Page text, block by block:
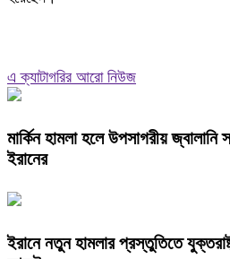
এ ক্যাটাগরির আরো নিউজ
মার্কিন হামলা হলে উপসাগরীয় জ্বালানি
ইরানের
ইরানে নতুন হামলার প্রস্তুতিতে